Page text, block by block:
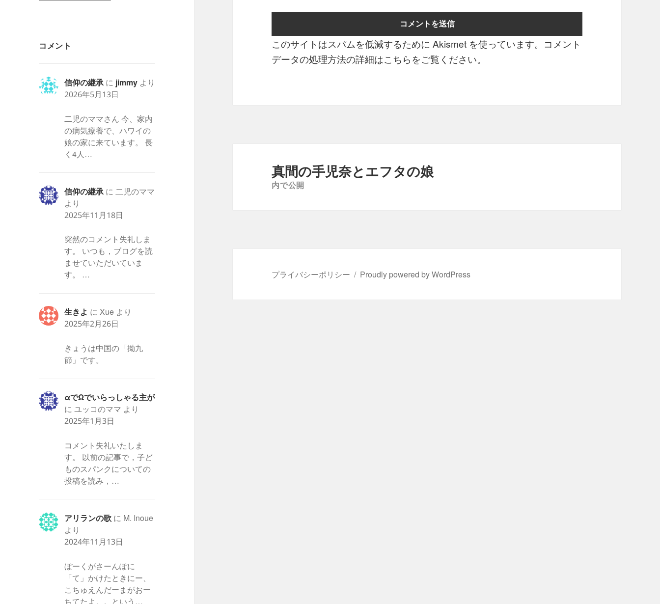
コメント
信仰の継承に jimmy より
2026年5月13日
二児のママさん 今、家内
の病気療養で、ハワイの
娘の家に来ています。 長
く4人…
信仰の継承に二児のママ
より
2025年11月18日
突然のコメント失礼しま
す。 いつも，ブログを読
ませていただいていま
す。 …
生きよ にXue より
2025年2月26日
きょうは中国の「拗九
節」です。
αでΩでいらっしゃる主が
にユッコのママ より
2025年1月3日
コメント失礼いたしま
す。 以前の記事で，子ど
ものスパンクについての
投稿を読み，…
アリランの歌 に M. Inoue
より
2024年11月13日
ぼーくがさーんぽに
「て」かけたときにー、
こちゅえんだーまがおー
ちてたよ。。という…
このサイトはスパムを低減するために Akismet を使っています。 コメント
データの処理方法の詳細はこちらをご覧ください。
真間の手児奈とエフタの娘
内で公開
プライバシーポリシー Proudly powered by WordPress